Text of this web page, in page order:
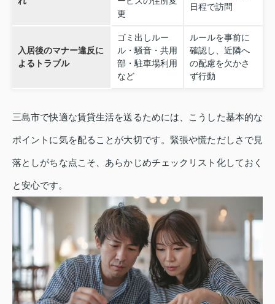
更
日程で訪問
入居後のマナー違反に
よるトラブル
ゴミ出しルー
ル・騒音・共用
部・駐車場利用
など
ルールを事前に
確認し、近隣へ
の配慮を欠かさ
ず行動
三島市で快適な賃貸生活を送るためには、こうした基本的な
ポイントに気を配ることが大切です。緊張や慌ただしさで見
落としがちな点こそ、あらかじめチェックリスト化しておく
と安心です。